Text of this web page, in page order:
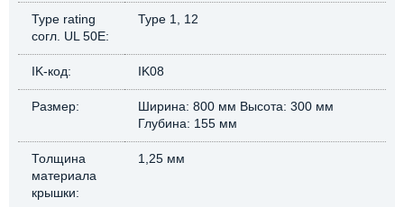
Type rating
согл. UL 50E:
Type 1, 12
IK-код: IK08
Размер:
Ширина: 800 мм Высота: 300 мм
Глубина: 155 мм
Толщина
материала
крышки:
1,25 мм